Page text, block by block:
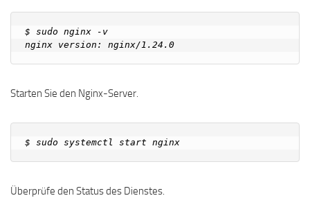
$ sudo nginx -v
Starten Sie den Nginx-Server.
Überprüfe den Status des Dienstes.